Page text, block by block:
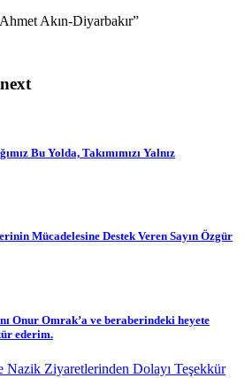
Akın-Diyarbakır”
Bu Yolda, Takımımızı Yalnız
Mücadelesine Destek Veren Sayın Özgür
Onur Omrak’a ve beraberindeki heyete
ederim.
Nazik Ziyaretlerinden Dolayı Teşekkür